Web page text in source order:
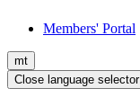
Members' Portal
mt
Close language selector